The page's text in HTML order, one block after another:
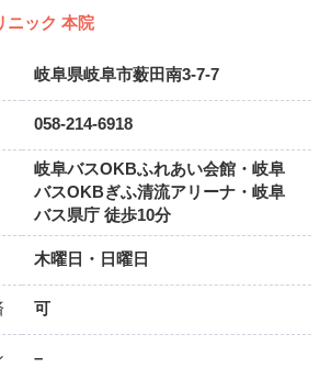
ニック 本院
岐阜県岐阜市薮田南3-7-7
058-214-6918
岐阜バスOKBふれあい会館・岐阜
バスOKBぎふ清流アリーナ・岐阜
バス県庁 徒歩10分
木曜日・日曜日
可
–